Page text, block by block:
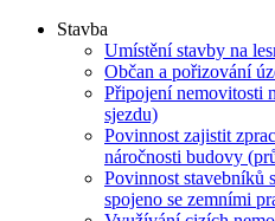
Stavba
Umístění stavby na
Občan a pořizování
Připojení nemovitosti
sjezdu)
Povinnost zajistit
náročnosti budovy
Povinnost stavebníků
spojeno se zemními